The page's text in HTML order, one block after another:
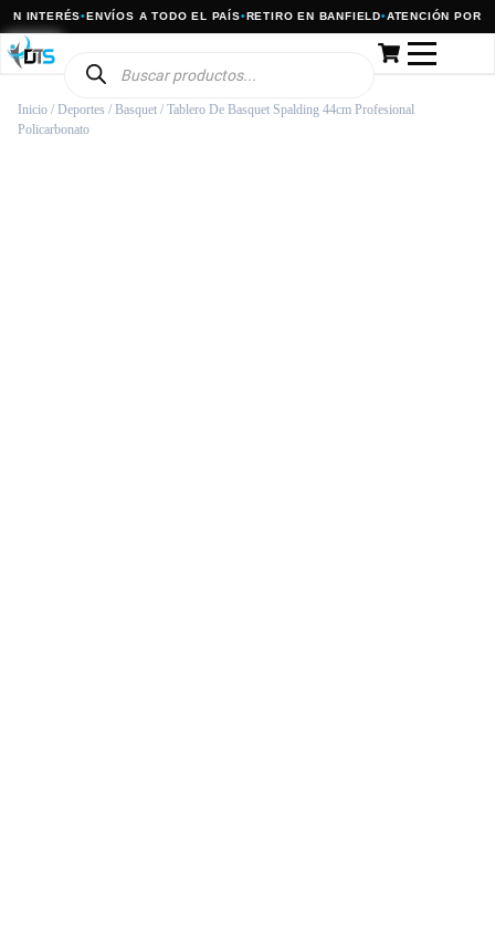
INTERÉS•ENVÍOS A TODO EL PAÍS•RETIRO EN BANFIELD•ATENCIÓN POR
Inicio / Deportes / Basquet / Tablero De Basquet Spalding 44cm Profesional
Policarbonato